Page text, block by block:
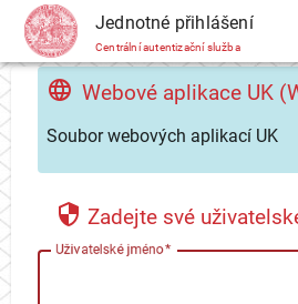
CAS Jednotné přihlášení
Centrální autentizační služba
Webové aplikace UK
Soubor webových aplikací UK
Zadejte své
Uživatelské jméno